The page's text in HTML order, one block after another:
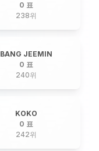
0 표
238위
BANG JEEMIN
0 표
240위
KOKO
0 표
242위